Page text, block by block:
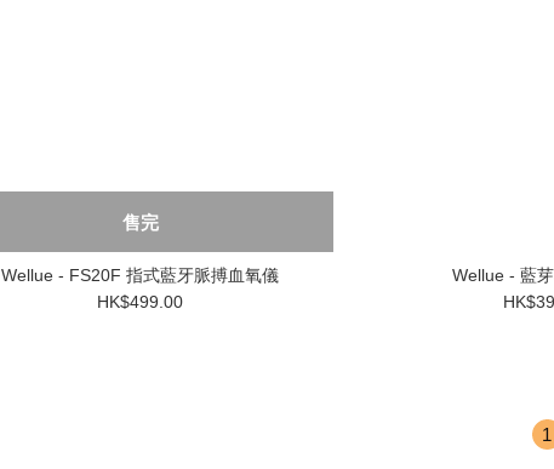
售完
Wellue - FS20F 指式藍牙脈搏血氧儀
HK$499.00
Wellue - 藍
1